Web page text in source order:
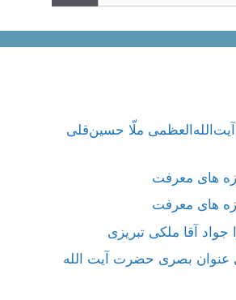
ملّا حسین‌قلی
های معرفت
های معرفت
جواد آقا ملکی تبریزی
عنوان بصری حضرت آیت الله